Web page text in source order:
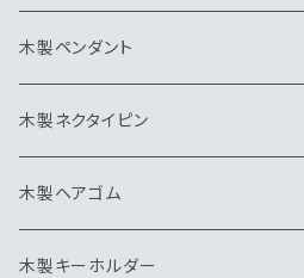
木製ペンダント
木製ネクタイピン
木製ヘアゴム
木製キーホルダー